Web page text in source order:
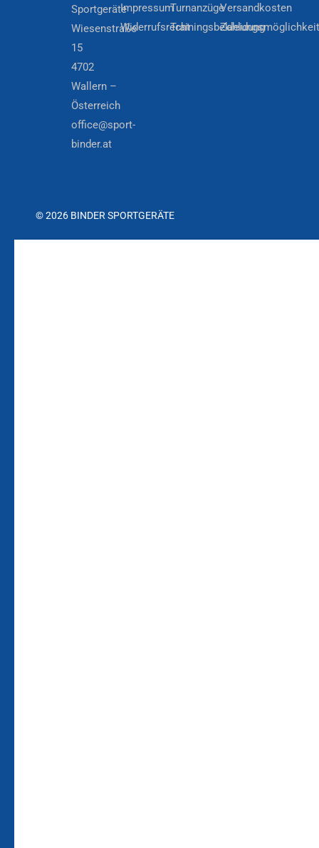
Sportgeräte
Wiesenstraße
15
4702
Wallern –
Österreich
office@sport-
binder.at
Impressum
Widerrufsrecht
Turnanzüge
Trainingsbekleidung
Versandkosten
© 2026 BINDER SPORTGERÄTE